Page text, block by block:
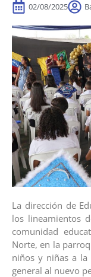
02/08/2025
La dirección de
los lineamientos
comunidad
Norte, en la
niños y niñas a la
general al nuevo